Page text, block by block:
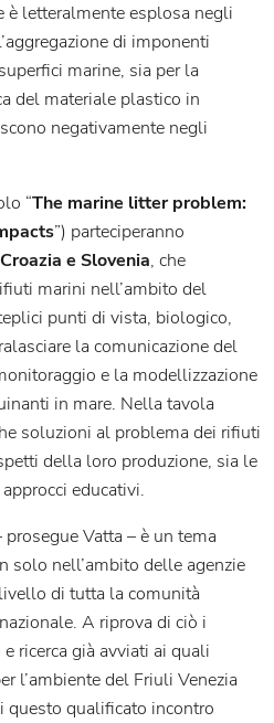
letteralmente esplosa negli
di imponenti
marine, sia per la
del materiale plastico in
negativamente negli
“The marine litter problem:
”) parteciperanno
e Slovenia, che
marini nell’ambito del
punti di vista, biologico,
la comunicazione del
e la modellizzazione
in mare. Nella tavola
soluzioni al problema dei rifiuti
della loro produzione, sia le
educativi.
Vatta – è un tema
solo nell’ambito delle agenzie
di tutta la comunità
A riprova di ciò i
ricerca già avviati ai quali
l’ambiente del Friuli Venezia
questo qualificato incontro